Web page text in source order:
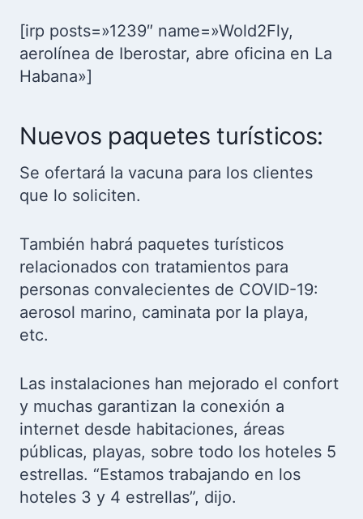
[irp posts=»1239″ name=»Wold2Fly,
aerolínea de Iberostar, abre oficina en La
Habana»]
Nuevos paquetes turísticos:
Se ofertará la vacuna para los clientes
que lo soliciten.
También habrá paquetes turísticos
relacionados con tratamientos para
personas convalecientes de COVID-19:
aerosol marino, caminata por la playa,
etc.
Las instalaciones han mejorado el confort
y muchas garantizan la conexión a
internet desde habitaciones, áreas
públicas, playas, sobre todo los hoteles 5
estrellas. “Estamos trabajando en los
hoteles 3 y 4 estrellas”, dijo.